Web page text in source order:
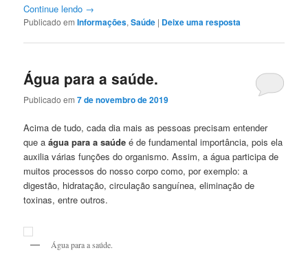
Continue lendo →
Publicado em Informações,Saúde | Deixe uma resposta
Água para a saúde.
Publicado em7 de novembro de 2019
Acima de tudo, cada dia mais as pessoas precisam entender
que aágua para a saúde é de fundamental importância, pois ela
auxilia várias funções do organismo. Assim, a água participa de
muitos processos do nosso corpo como, por exemplo: a
digestão, hidratação, circulação sanguínea, eliminação de
toxinas, entre outros.
Água para a saúde.